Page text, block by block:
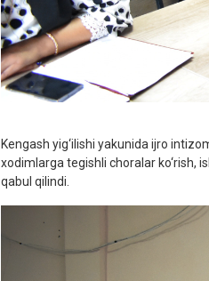
Kengash yig‘ilishi yakunida ijro
xodimlarga tegishli choralar ko‘rish,
qabul qilindi.